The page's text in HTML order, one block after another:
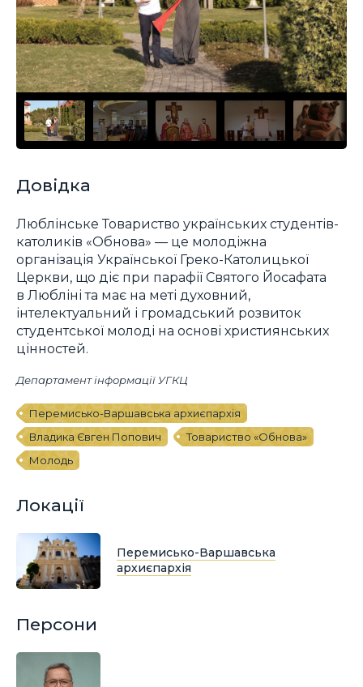
Довідка
Люблінське Товариство українських студентів-
католиків «Обнова» — це молодіжна
організація Української Греко-Католицької
Церкви, що діє при парафії Святого Йосафата
в Любліні та має на меті духовний,
інтелектуальний і громадський розвиток
студентської молоді на основі християнських
цінностей.
Департамент інформації УГКЦ
Перемисько-Варшавська архиєпархія
Владика Євген Попович
Товариство «Обнова»
Молодь
Локації
Перемисько-Варшавська
архиєпархія
Персони